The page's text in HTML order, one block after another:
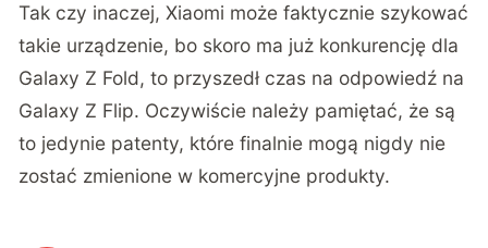
Tak czy inaczej, Xiaomi może faktycznie szykować
takie urządzenie, bo skoro ma już konkurencję dla
Galaxy Z Fold, to przyszedł czas na odpowiedź na
Galaxy Z Flip. Oczywiście należy pamiętać, że są
to jedynie patenty, które finalnie mogą nigdy nie
zostać zmienione w komercyjne produkty.